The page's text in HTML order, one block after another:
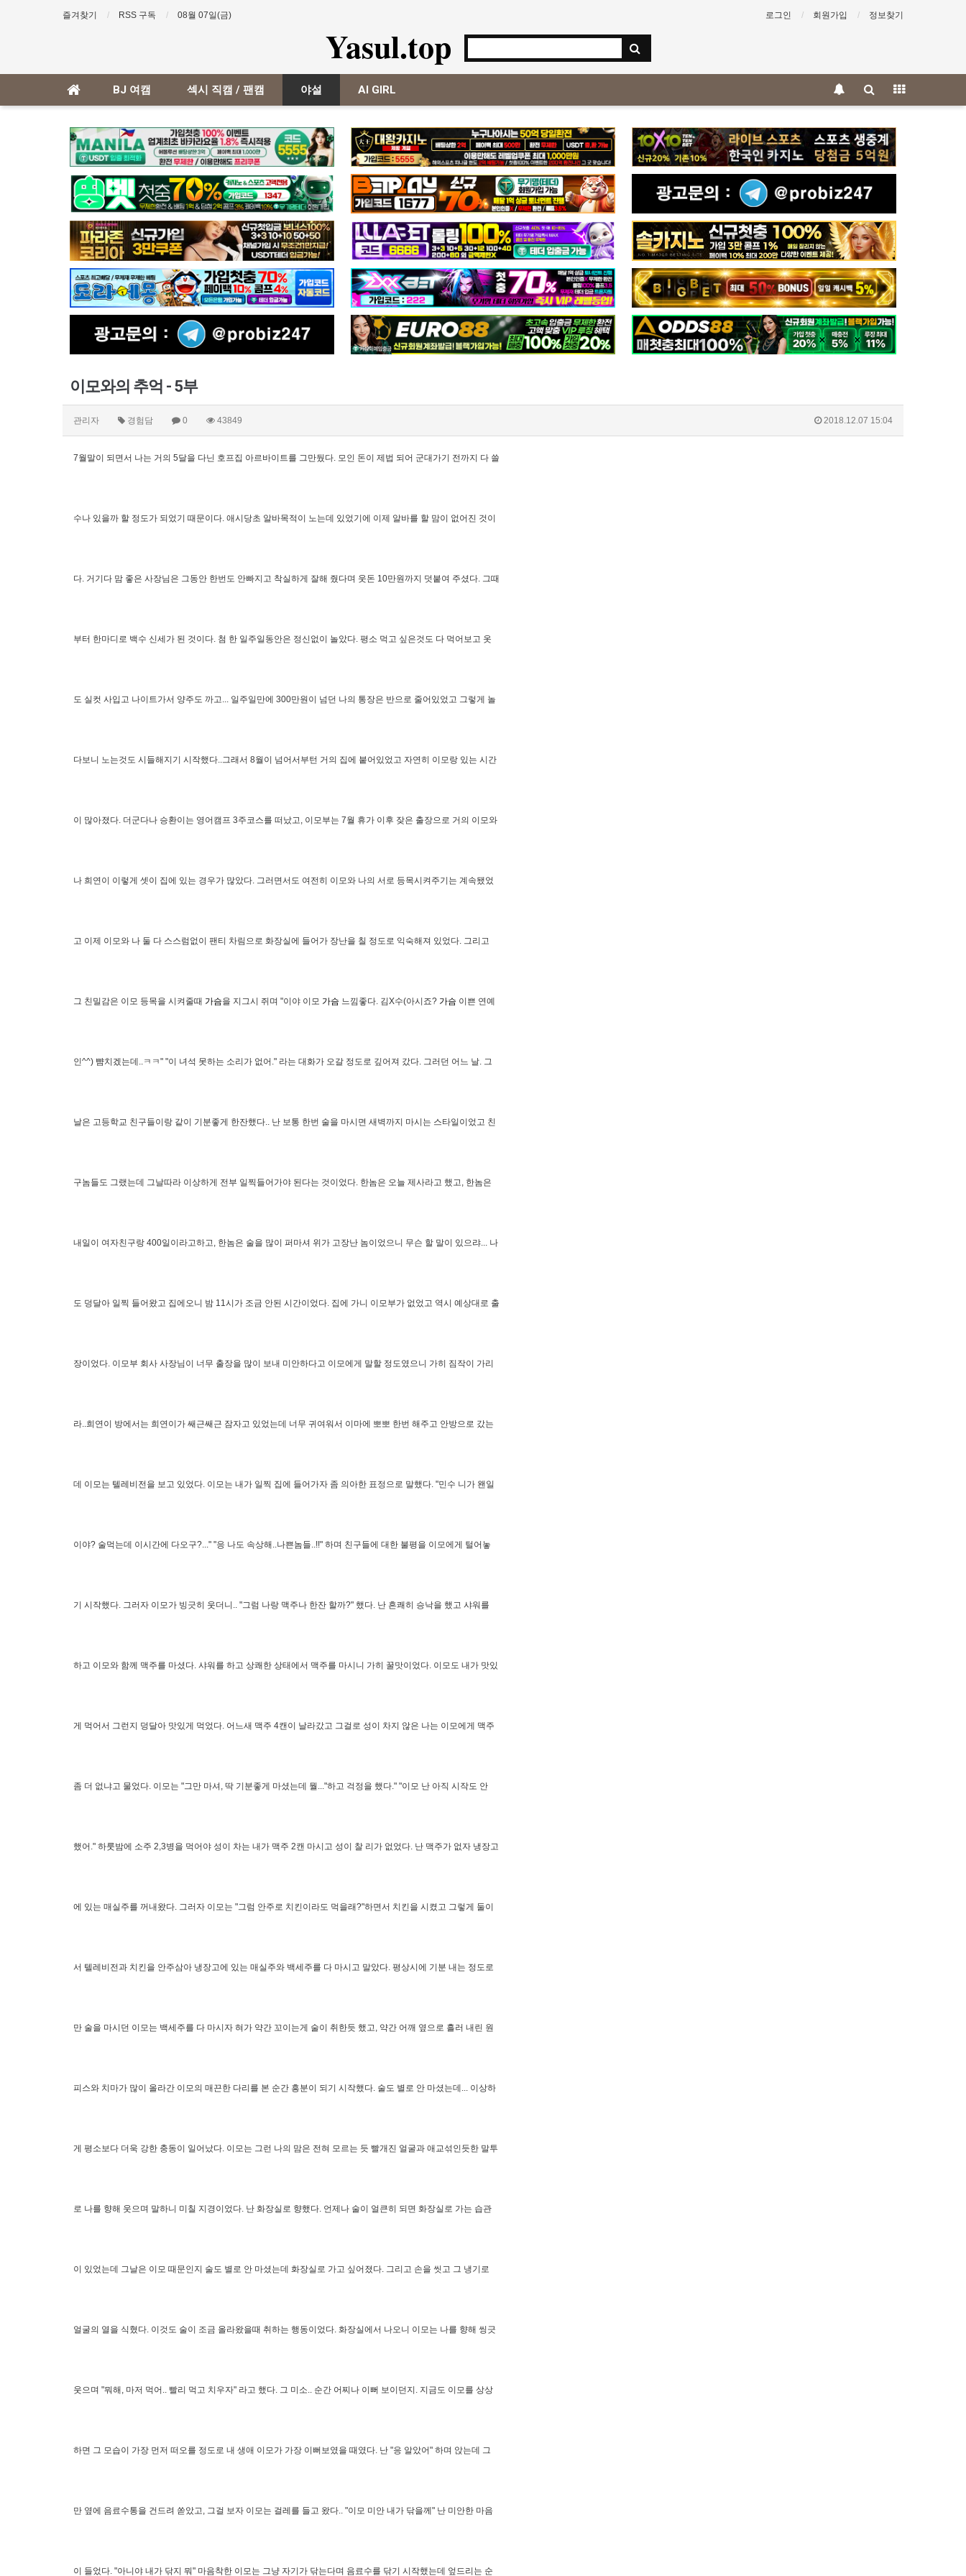
즐겨찾기 RSS 구독 08월 07일(금) 로그인 회원가입 정보찾기
Yasul.top
BJ 여캠 섹시 직캠 / 팬캠 야설 AI GIRL
이모와의 추억 - 5부
관리자 경험담 0 43849 2018.12.07 15:04
7월말이 되면서 나는 거의 5달을 다닌 호프집 아르바이트를 그만뒀다. 모인 돈이 제법 되어 군대가기 전까지 다 쓸
수나 있을까 할 정도가 되었기 때문이다. 애시당초 알바목적이 노는데 있었기에 이제 알바를 할 맘이 없어진 것이
다. 거기다 맘 좋은 사장님은 그동안 한번도 안빠지고 착실하게 잘해 줬다며 웃돈 10만원까지 덧붙여 주셨다. 그때
부터 한마디로 백수 신세가 된 것이다. 첨 한 일주일동안은 정신없이 놀았다. 평소 먹고 싶은것도 다 먹어보고 옷
도 실컷 사입고 나이트가서 양주도 까고... 일주일만에 300만원이 넘던 나의 통장은 반으로 줄어있었고 그렇게 놀
다보니 노는것도 시들해지기 시작했다..그래서 8월이 넘어서부턴 거의 집에 붙어있었고 자연히 이모랑 있는 시간
이 많아졌다. 더군다나 승환이는 영어캠프 3주코스를 떠났고, 이모부는 7월 휴가 이후 잦은 출장으로 거의 이모와
나 희연이 이렇게 셋이 집에 있는 경우가 많았다. 그러면서도 여전히 이모와 나의 서로 등목시켜주기는 계속됐었
고 이제 이모와 나 둘 다 스스럼없이 팬티 차림으로 화장실에 들어가 장난을 칠 정도로 익숙해져 있었다. 그리고
그 친밀감은 이모 등목을 시켜줄때 가슴을 지그시 쥐며 "이야 이모 가슴 느낌좋다. 김X수(아시죠? 가슴 이쁜 연예
인^^) 뺨치겠는데..ㅋㅋ" "이 녀석 못하는 소리가 없어." 라는 대화가 오갈 정도로 깊어져 갔다. 그러던 어느 날. 그
날은 고등학교 친구들이랑 같이 기분좋게 한잔했다.. 난 보통 한번 술을 마시면 새벽까지 마시는 스타일이었고 친
구놈들도 그랬는데 그날따라 이상하게 전부 일찍들어가야 된다는 것이었다. 한놈은 오늘 제사라고 했고, 한놈은
내일이 여자친구랑 400일이라고하고, 한놈은 술을 많이 퍼마셔 위가 고장난 놈이었으니 무슨 할 말이 있으랴... 나
도 덩달아 일찍 들어왔고 집에오니 밤 11시가 조금 안된 시간이었다. 집에 가니 이모부가 없었고 역시 예상대로 출
장이었다. 이모부 회사 사장님이 너무 출장을 많이 보내 미안하다고 이모에게 말할 정도였으니 가히 짐작이 가리
라..희연이 방에서는 희연이가 쌔근쌔근 잠자고 있었는데 너무 귀여워서 이마에 뽀뽀 한번 해주고 안방으로 갔는
데 이모는 텔레비전을 보고 있었다. 이모는 내가 일찍 집에 들어가자 좀 의아한 표정으로 말했다. "민수 니가 왠일
이야? 술먹는데 이시간에 다오구?..." "응 나도 속상해..나쁜놈들..!!" 하며 친구들에 대한 불평을 이모에게 털어놓
기 시작했다. 그러자 이모가 빙긋히 웃더니.. "그럼 나랑 맥주나 한잔 할까?" 했다. 난 흔쾌히 승낙을 했고 샤워를
하고 이모와 함께 맥주를 마셨다. 샤워를 하고 상쾌한 상태에서 맥주를 마시니 가히 꿀맛이었다. 이모도 내가 맛있
게 먹어서 그런지 덩달아 맛있게 먹었다. 어느새 맥주 4캔이 날라갔고 그걸로 성이 차지 않은 나는 이모에게 맥주
좀 더 없냐고 물었다. 이모는 "그만 마셔, 딱 기분좋게 마셨는데 뭘..."하고 걱정을 했다." "이모 난 아직 시작도 안
했어." 하룻밤에 소주 2,3병을 먹어야 성이 차는 내가 맥주 2캔 마시고 성이 찰 리가 없었다. 난 맥주가 없자 냉장고
에 있는 매실주를 꺼내왔다. 그러자 이모는 "그럼 안주로 치킨이라도 먹을래?"하면서 치킨을 시켰고 그렇게 둘이
서 텔레비전과 치킨을 안주삼아 냉장고에 있는 매실주와 백세주를 다 마시고 말았다. 평상시에 기분 내는 정도로
만 술을 마시던 이모는 백세주를 다 마시자 혀가 약간 꼬이는게 술이 취한듯 했고, 약간 어깨 옆으로 흘러 내린 원
피스와 치마가 많이 올라간 이모의 매끈한 다리를 본 순간 흥분이 되기 시작했다. 술도 별로 안 마셨는데... 이상하
게 평소보다 더욱 강한 충동이 일어났다. 이모는 그런 나의 맘은 전혀 모르는 듯 빨개진 얼굴과 애교섞인듯한 말투
로 나를 향해 웃으며 말하니 미칠 지경이었다. 난 화장실로 향했다. 언제나 술이 얼큰히 되면 화장실로 가는 습관
이 있었는데 그날은 이모 때문인지 술도 별로 안 마셨는데 화장실로 가고 싶어졌다. 그리고 손을 씻고 그 냉기로
얼굴의 열을 식혔다. 이것도 술이 조금 올라왔을때 취하는 행동이었다. 화장실에서 나오니 이모는 나를 향해 씽긋
웃으며 "뭐해, 마저 먹어.. 빨리 먹고 치우자" 라고 했다. 그 미소.. 순간 어찌나 이뻐 보이던지. 지금도 이모를 상상
하면 그 모습이 가장 먼저 떠오를 정도로 내 생애 이모가 가장 이뻐보였을 때였다. 난 "응 알았어" 하며 앉는데 그
만 옆에 음료수통을 건드려 쏟았고, 그걸 보자 이모는 걸레를 들고 왔다.. "이모 미안 내가 닦을께" 난 미안한 마음
이 들었다. "아니야 내가 닦지 뭐" 마음착한 이모는 그냥 자기가 닦는다며 음료수를 닦기 시작했는데 엎드리는 순